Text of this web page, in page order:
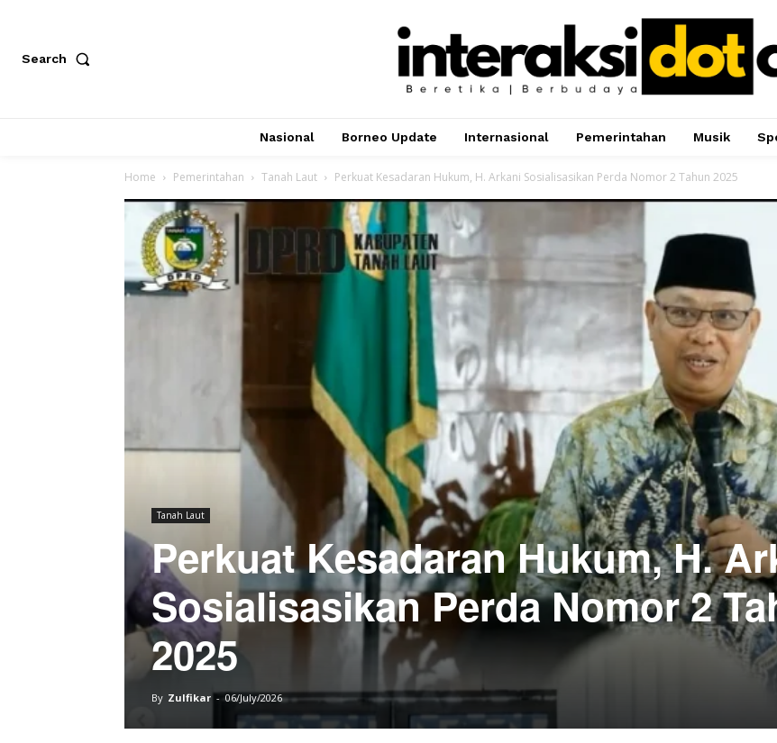
Search
Nasional Borneo Update Internasional Pemerintahan Musik
Home Pemerintahan Tanah Laut Perkuat Kesadaran Hukum, H. Arkani Sosialisasikan Perda Nomor 2 Tahun 2025
Tanah Laut
Perkuat Kesadaran Hukum, H.
Sosialisasikan Perda Nomor 2
2025
By Zulfikar - 06/July/2026